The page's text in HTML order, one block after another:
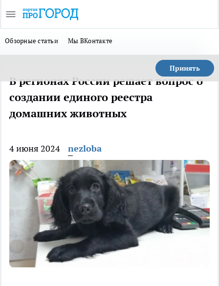
Обзорные статьи Мы ВКонтакте
Принять
В регионах России решает вопрос о
создании единого реестра
домашних животных
4 июня 2024 nezloba